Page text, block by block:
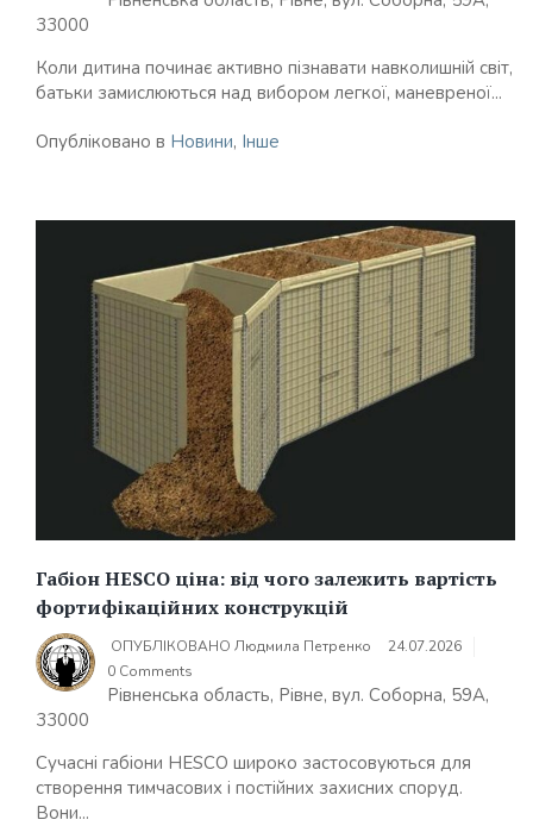
33000
Коли дитина починає активно пізнавати навколишній світ,
батьки замислюються над вибором легкої, маневреної...
Опубліковано в Новини, Інше
Габіон HESCO ціна: від чого залежить вартість
фортифікаційних конструкцій
ОПУБЛІКОВАНО Людмила Петренко
24.07.2026
0 Comments
Рівненська область, Рівне, вул. Соборна, 59А,
33000
Сучасні габіони HESCO широко застосовуються для
створення тимчасових і постійних захисних споруд.
Вони...